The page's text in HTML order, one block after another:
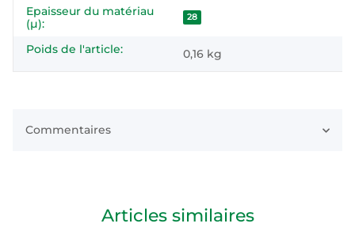
Epaisseur du matériau
(µ):
28
Poids de l'article: 0,16 kg
Commentaires
Articles similaires